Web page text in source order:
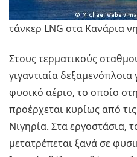
τάνκερ LNG στα Κανάρια
Στους τερματικούς
γιγαντιαία
φυσικό αέριο, το οποίο
προέρχεται κυρίως από
Νιγηρία. Στα εργοστάσια,
μετατρέπεται ξανά σε